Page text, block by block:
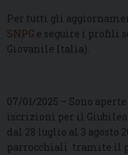
Per tutti gli
SNPG e seguire i profili
Giovanile Italia).
07/01/2025 – Sono
iscrizioni per il Giubileo
dal 28 luglio al 3 agosto
parrocchiali tramite il